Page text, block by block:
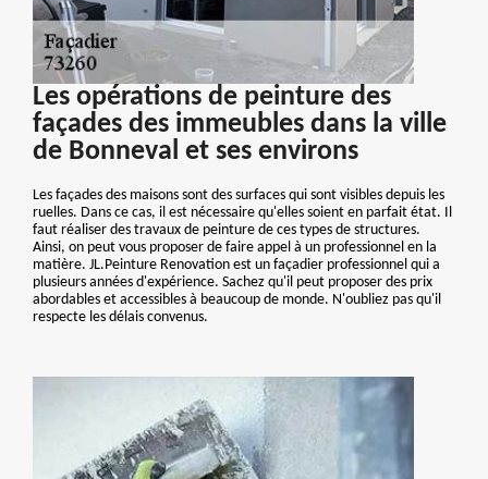
Les opérations de peinture des
façades des immeubles dans la ville
de Bonneval et ses environs
Les façades des maisons sont des surfaces qui sont visibles depuis les
ruelles. Dans ce cas, il est nécessaire qu'elles soient en parfait état. Il
faut réaliser des travaux de peinture de ces types de structures.
Ainsi, on peut vous proposer de faire appel à un professionnel en la
matière. JL.Peinture Renovation est un façadier professionnel qui a
plusieurs années d'expérience. Sachez qu'il peut proposer des prix
abordables et accessibles à beaucoup de monde. N'oubliez pas qu'il
respecte les délais convenus.